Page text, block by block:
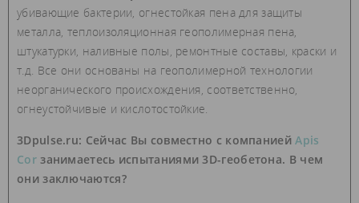
убивающие бактерии, огнестойкая пена для защиты
металла, теплоизоляционная геополимерная пена,
штукатурки, наливные полы, ремонтные составы, краски и
т.д. Все они основаны на геополимерной технологии
неорганического происхождения, соответственно,
огнеустойчивые и кислотостойкие.
3Dpulse.ru: Сейчас Вы совместно с компаниейApis
Corзанимаетесь испытаниями 3D-геобетона. В чем
они заключаются?